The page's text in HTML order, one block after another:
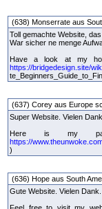
(638) Monserrate aus
Toll gemachte Website,
War sicher ne menge
Have a look at my
https://bridgedesign.site/
(637) Corey aus Europe
Super Website. Vielen Dank.
Here is my
https://
)
(636) Hope aus South
Gute Website. Vielen Dank.